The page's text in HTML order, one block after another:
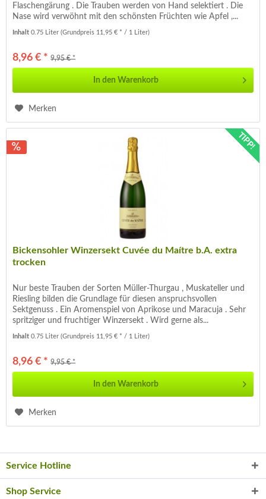
Flaschengärung . Die Trauben werden von Hand selektiert . Die
Nase wird verwöhnt mit den schönsten Früchten wie Apfel ,...
Inhalt0.75 Liter(Grundpreis 11,95 € * / 1 Liter)
8,96 € * 9,95 € *
In den Warenkorb
Merken
TIPP!
Bickensohler Winzersekt Cuvée du Maítre b.A. extra
trocken
Nur beste Trauben der Sorten Müller-Thurgau , Muskateller und
Riesling bilden die Grundlage für diesen anspruchsvollen
Sektgenuss . Ein Aromenspiel von Aprikose und Maracuja . Sehr
spritziger und fruchtiger Winzersekt . Wird gerne als...
Inhalt0.75 Liter(Grundpreis 11,95 € * / 1 Liter)
8,96 € * 9,95 € *
In den Warenkorb
Merken
Service Hotline
Shop Service